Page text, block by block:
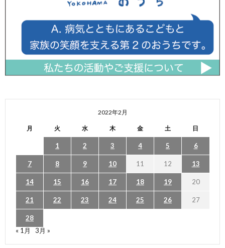
2022年2月
月 火 水 木 金 土 日
1 2 3 4 5 6
7 8 9 10 11 12 13
14 15 16 17 18 19 20
21 22 23 24 25 26 27
28
« 1月
3月 »